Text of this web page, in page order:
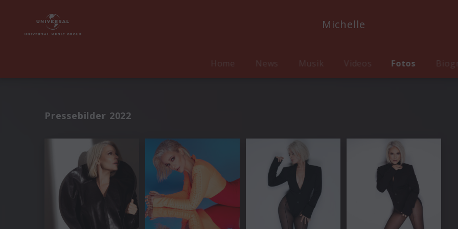
Michelle
Home News Musik Videos Fotos
Pressebilder 2022